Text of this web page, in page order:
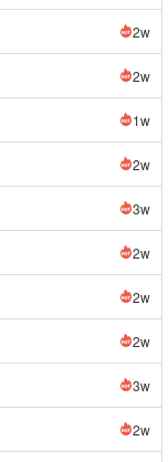
2w
2w
1w
2w
3w
2w
2w
2w
3w
2w